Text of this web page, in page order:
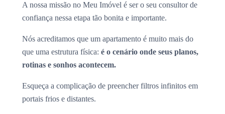
A nossa missão no Meu Imóvel é ser o seu consultor de
confiança nessa etapa tão bonita e importante.
Nós acreditamos que um apartamento é muito mais do
que uma estrutura física: é o cenário onde seus planos,
rotinas e sonhos acontecem.
Esqueça a complicação de preencher filtros infinitos em
portais frios e distantes.